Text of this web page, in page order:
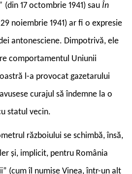
(din 17 octombrie 1941) sau În
noiembrie 1941) ar fi o expresie
antonesciene. Dimpotrivă, ele
comportamentul Uniunii
l-a provocat gazetarului
curajul să îndemne la o
statul vecin.
războiului se schimbă, însă,
și, implicit, pentru România
(cum îl numise Vinea, într-un alt